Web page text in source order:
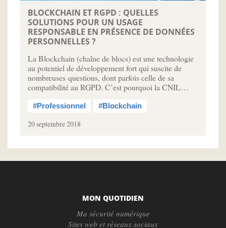
BLOCKCHAIN ET RGPD : QUELLES
SOLUTIONS POUR UN USAGE
RESPONSABLE EN PRÉSENCE DE DONNÉES
PERSONNELLES ?
La Blockchain (chaîne de blocs) est une technologie
au potentiel de développement fort qui suscite de
nombreuses questions, dont parfois celle de sa
compatibilité au RGPD. C’est pourquoi la CNIL…
#Professionnel #Blockchain
20 septembre 2018
MON QUOTIDIEN
Ma sécurité numérique
Sites web et réseaux sociaux